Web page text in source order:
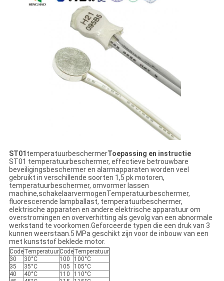
ST01 temperatuurbeschermerToepassing en instructie
ST01 temperatuurbeschermer, effectieve betrouwbare
beveiligingsbeschermer en alarmapparaten worden veel
gebruikt in verschillende soorten 1,5 pk motoren,
temperatuurbeschermer, omvormer lassen
machine,schakelaarvermogenTemperatuurbeschermer,
fluorescerende lampballast, temperatuurbeschermer,
elektrische apparaten en andere elektrische apparatuur om
overstromingen en oververhitting als gevolg van een abnormale
werkstand te voorkomen.Geforceerde typen die een druk van 3
kunnen weerstaan.5 MPa geschikt zijn voor de inbouw van een
met kunststof beklede motor.
CodeTemperatuurCodeTemperatuur
30
30°C 100
100°C
35
35°C 105
105°C
40
40°C 110
110°C